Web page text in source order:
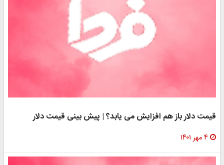
دلار باز هم افزایش می یابد؟ | پیش بینی قیمت دلار